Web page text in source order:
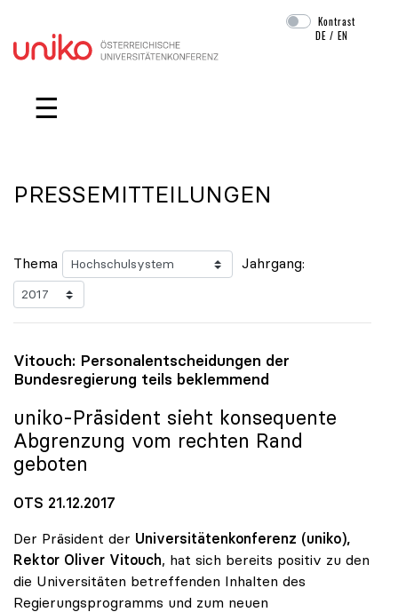
Navigation überspringen
Kontrast
DE /EN
☰
PRESSEMITTEILUNGEN
Thema Jahrgang:
Vitouch: Personalentscheidungen der
Bundesregierung teils beklemmend
uniko-Präsident sieht konsequente
Abgrenzung vom rechten Rand
geboten
OTS 21.12.2017
Der Präsident der Universitätenkonferenz (uniko),
Rektor Oliver Vitouch, hat sich bereits positiv zu den
die Universitäten betreffenden Inhalten des
Regierungsprogramms und zum neuen